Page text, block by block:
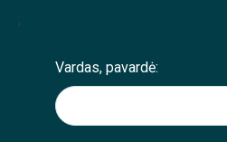
;
Vardas, pavardė: